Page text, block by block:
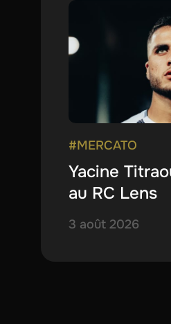
#MERCATO
Yacine
au RC Lens
3 août 2026